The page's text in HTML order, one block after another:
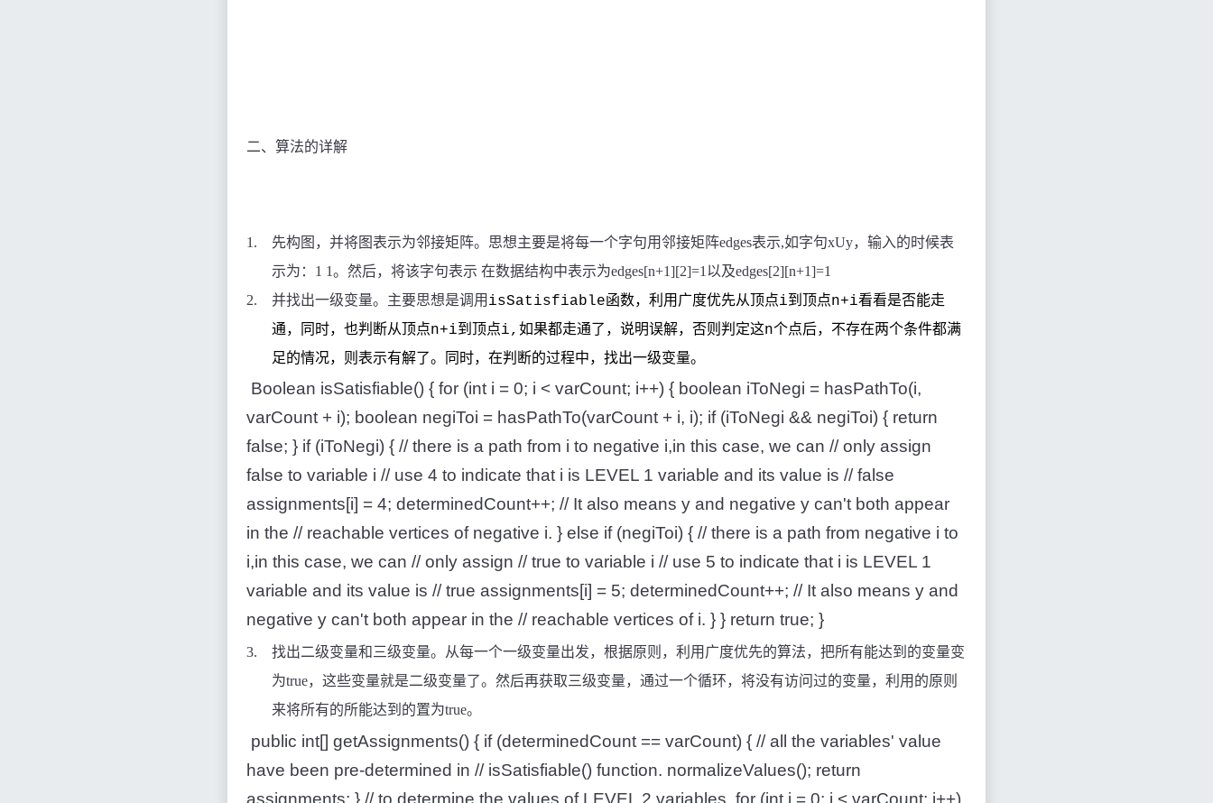
二、算法的详解
1. 先构图，并将图表示为邻接矩阵。思想主要是将每一个字句用邻接矩阵edges表示,如字句xUy，输入的时候表
示为： 1 1。 然后，将该字句表示 在数据结构中表示为edges[n+1][2]=1 以及edges[2][n+1]=1
2.
并找出一级变量。主要思想是调用 isSatisfiable函数，利用广度优先从顶点i到顶点n+i看看是否能走
通，同时，也判断从顶点n+i到顶点i, 如果都走通了，说明误解，否则判定这n个点后，不存在两个条件都满
足的情况，则表示有解了。同时，在判断的过程中，找出一级变量。
Boolean isSatisfiable() { for (int i = 0; i < varCount; i++) { boolean iToNegi = hasPathTo(i,
varCount + i); boolean negiToi = hasPathTo(varCount + i, i); if (iToNegi && negiToi) { return
false; } if (iToNegi) { // there is a path from i to negative i,in this case, we can // only assign
false to variable i // use 4 to indicate that i is LEVEL 1 variable and its value is // false
assignments[i] = 4; determinedCount++; // It also means y and negative y can't both appear
in the // reachable vertices of negative i. } else if (negiToi) { // there is a path from negative i to
i,in this case, we can // only assign // true to variable i // use 5 to indicate that i is LEVEL 1
variable and its value is // true assignments[i] = 5; determinedCount++; // It also means y and
negative y can't both appear in the // reachable vertices of i. } } return true; }
3. 找出二级变量和三级变量。从每一个一级变量出发，根据原则，利用广度优先的算法，把所有能达到的变量变
为true，这些变量就是二级变量了。然后再获取三级变量，通过一个循环， 将没有访问过的变量，利用 的原则
来将所有的所能达到的置为true。
public int[] getAssignments() { if (determinedCount == varCount) { // all the variables' value
have been pre-determined in // isSatisfiable() function. normalizeValues(); return
assignments; } // to determine the values of LEVEL 2 variables. for (int i = 0; i < varCount; i++)